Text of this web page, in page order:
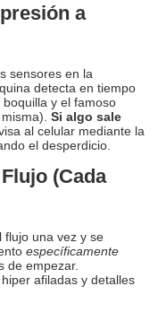
a
sensores en la
detecta en tiempo
y el famoso
Si algo sale
al celular mediante la
el desperdicio.
(Cada
flujo una vez y se
específicamente
de empezar.
afiladas y detalles